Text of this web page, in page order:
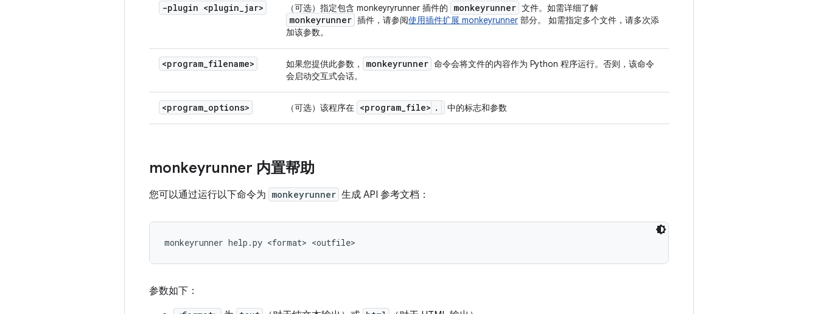
-plugin <plugin_jar> （可选）指定包含 monkeyryrunner 插件的 monkeyrunner 文件。如需详细了解
monkeyrunner 插件，请参阅使用插件扩展 monkeyrunner 部分。 如需指定多个文件，请多次添
加该参数。
<program_filename> 如果您提供此参数， monkeyrunner 命令会将文件的内容作为 Python 程序运行。否则，该命令
会启动交互式会话。
<program_options> （可选）该程序在 <program_file> . 中的标志和参数
monkeyrunner 内置帮助
您可以通过运行以下命令为 monkeyrunner 生成 API 参考文档：
参数如下：